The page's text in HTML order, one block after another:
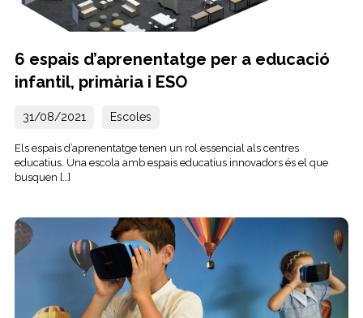
6 espais d’aprenentatge per a educació
infantil, primària i ESO
31/08/2021 Escoles
Els espais d’aprenentatge tenen un rol essencial als centres
educatius. Una escola amb espais educatius innovadors és el que
busquen […]